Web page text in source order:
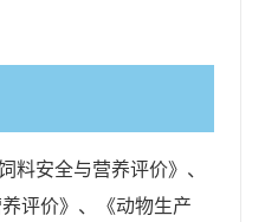
料安全与营养评价》 、
评价》 、《动物生产